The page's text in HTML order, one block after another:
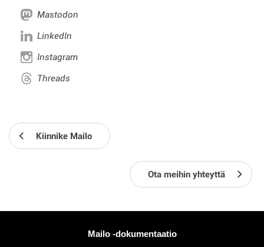
Mastodon
LinkedIn
Instagram
Threads
Kiinnike Mailo
Ota meihin yhteyttä
Mailo -dokumentaatio